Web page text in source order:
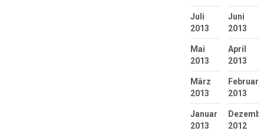
Juli
2013
Juni
2013
Mai
2013
April
2013
März
2013
Februar
2013
Januar
2013
2012